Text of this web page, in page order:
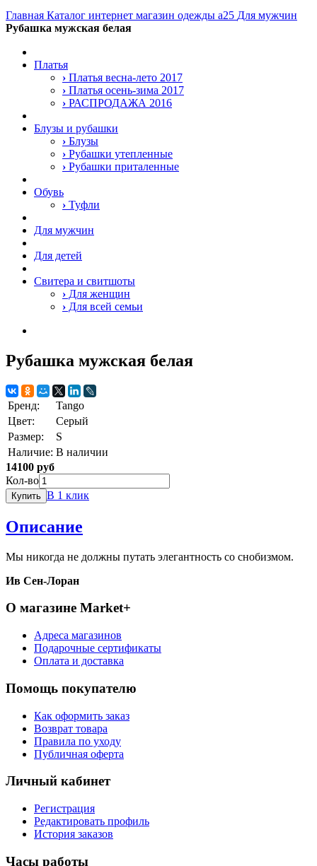
Главная Каталог интернет магазин одежды a25 Для мужчин
Рубашка мужская белая
Платья
› Платья весна-лето 2017
› Платья осень-зима 2017
› РАСПРОДАЖА 2016
Блузы и рубашки
› Блузы
› Рубашки утепленные
› Рубашки приталенные
Обувь
› Туфли
Для мужчин
Для детей
Свитера и свитшоты
› Для женщин
› Для всей семьи
Рубашка мужская белая
Бренд:
Tango
Цвет:
Серый
Размер:
S
Наличие: В наличии
14100 руб
Кол-во
Купить В 1 клик
Описание
Мы никогда не должны путать элегантность со снобизмом.
Ив Сен-Лоран
О магазине Market+
Адреса магазинов
Подарочные сертификаты
Оплата и доставка
Помощь покупателю
Как оформить заказ
Возврат товара
Правила по уходу
Публичная оферта
Личный кабинет
Регистрация
Редактировать профиль
История заказов
Часы работы